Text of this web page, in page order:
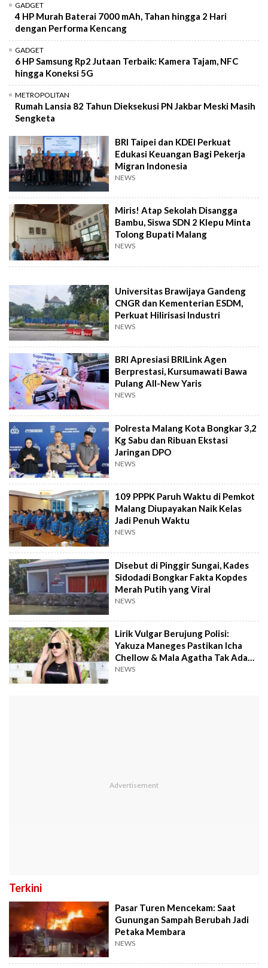
GADGET
4 HP Murah Baterai 7000 mAh, Tahan hingga 2 Hari
dengan Performa Kencang
GADGET
6 HP Samsung Rp2 Jutaan Terbaik: Kamera Tajam, NFC
hingga Koneksi 5G
METROPOLITAN
Rumah Lansia 82 Tahun Dieksekusi PN Jakbar Meski Masih
Sengketa
BRI Taipei dan KDEI Perkuat
Edukasi Keuangan Bagi Pekerja
Migran Indonesia
NEWS
Miris! Atap Sekolah Disangga
Bambu, Siswa SDN 2 Klepu Minta
Tolong Bupati Malang
NEWS
Universitas Brawijaya Gandeng
CNGR dan Kementerian ESDM,
Perkuat Hilirisasi Industri
NEWS
BRI Apresiasi BRILink Agen
Berprestasi, Kursumawati Bawa
Pulang All-New Yaris
NEWS
Polresta Malang Kota Bongkar 3,2
Kg Sabu dan Ribuan Ekstasi
Jaringan DPO
NEWS
109 PPPK Paruh Waktu di Pemkot
Malang Diupayakan Naik Kelas
Jadi Penuh Waktu
NEWS
Disebut di Pinggir Sungai, Kades
Sidodadi Bongkar Fakta Kopdes
Merah Putih yang Viral
NEWS
Lirik Vulgar Berujung Polisi:
Yakuza Maneges Pastikan Icha
Chellow & Mala Agatha Tak Ada
Kata Damai
NEWS
Terkini
Pasar Turen Mencekam: Saat
Gunungan Sampah Berubah Jadi
Petaka Membara
NEWS